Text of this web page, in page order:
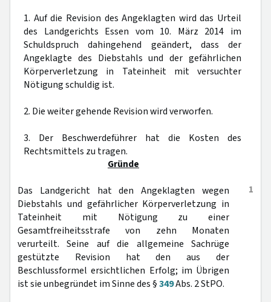
1. Auf die Revision des Angeklagten wird das Urteil
des Landgerichts Essen vom 10. März 2014 im
Schuldspruch dahingehend geändert, dass der
Angeklagte des Diebstahls und der gefährlichen
Körperverletzung in Tateinheit mit versuchter
Nötigung schuldig ist.
2. Die weiter gehende Revision wird verworfen.
3. Der Beschwerdeführer hat die Kosten des
Rechtsmittels zu tragen.
Gründe
1
Das Landgericht hat den Angeklagten wegen
Diebstahls und gefährlicher Körperverletzung in
Tateinheit mit Nötigung zu einer
Gesamtfreiheitsstrafe von zehn Monaten
verurteilt. Seine auf die allgemeine Sachrüge
gestützte Revision hat den aus der
Beschlussformel ersichtlichen Erfolg; im Übrigen
ist sie unbegründet im Sinne des §349Abs. 2 StPO.